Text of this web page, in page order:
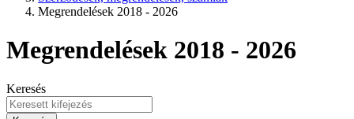
Megrendelések 2018 - 2026
Megrendelések 2018 - 2026
Keresés